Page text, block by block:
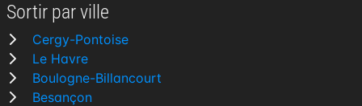
Sortir par ville
Cergy-Pontoise
Le Havre
Boulogne-Billancourt
Besançon